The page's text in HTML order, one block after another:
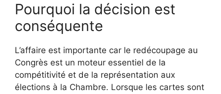
Pourquoi la décision est
conséquente
L’affaire est importante car le redécoupage au
Congrès est un moteur essentiel de la
compétitivité et de la représentation aux
élections à la Chambre. Lorsque les cartes sont